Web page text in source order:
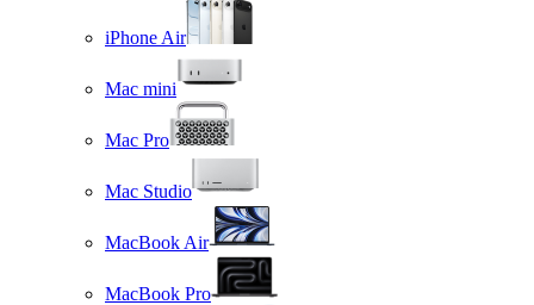
iPhone Air
Mac mini
Mac Pro
Mac Studio
MacBook Air
MacBook Pro